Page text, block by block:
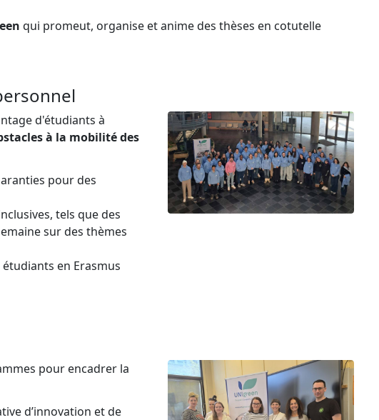
qui promeut, organise et anime des thèses en cotutelle
d'étudiants à
à la mobilité des
pour des
tels que des
sur des thèmes
en Erasmus
pour encadrer la
d’innovation et de